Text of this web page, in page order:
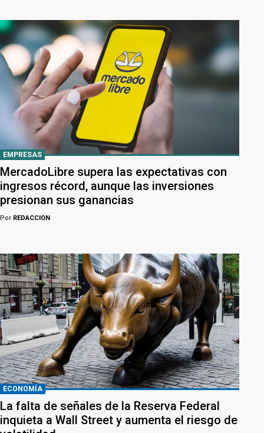
EMPRESAS
MercadoLibre supera las expectativas con
ingresos récord, aunque las inversiones
presionan sus ganancias
Por REDACCION
ECONOMÍA
La falta de señales de la Reserva Federal
inquieta a Wall Street y aumenta el riesgo de